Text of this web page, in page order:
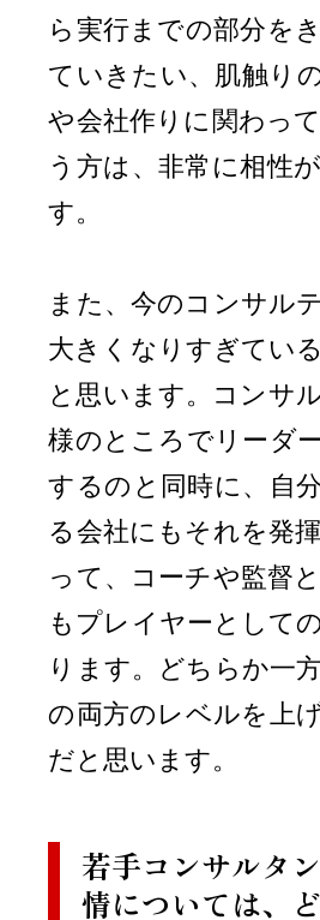
ら実行までの部分を
ていきたい、肌触り
や会社作りに関わっ
う方は、非常に相性
す。
また、今のコンサル
大きくなりすぎてい
と思います。コンサ
様のところでリーダ
するのと同時に、自
る会社にもそれを発
って、コーチや監督
もプレイヤーとして
ります。どちらか一
の両方のレベルを上
だと思います。
若手コンサルタ
情については、